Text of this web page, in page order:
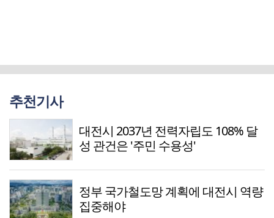
추천기사
대전시 2037년 전력자립도 108% 달
성 관건은 '주민 수용성'
정부 국가철도망 계획에 대전시 역량
집중해야